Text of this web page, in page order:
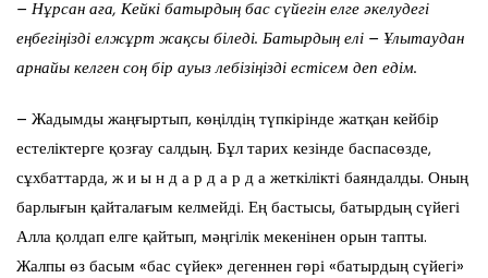
– Нұрсан аға, Кейкі батырдың бас сүйегін елге әкелудегі
еңбегіңізді елжұрт жақсы біледі. Батырдың елі – Ұлытаудан
арнайы келген соң бір ауыз лебізіңізді естісем деп едім.
– Жадымды жаңғыртып, көңілдің түпкірінде жатқан кейбір
естеліктерге қозғау салдың. Бұл тарих кезінде баспасөзде,
сұхбаттарда, ж и ы н д а р д а р д а жеткілікті баяндалды. Оның
барлығын қайталағым келмейді. Ең бастысы, батырдың сүйегі
Алла қолдап елге қайтып, мәңгілік мекенінен орын тапты.
Жалпы өз басым «бас сүйек» дегеннен гөрі «батырдың сүйегі»